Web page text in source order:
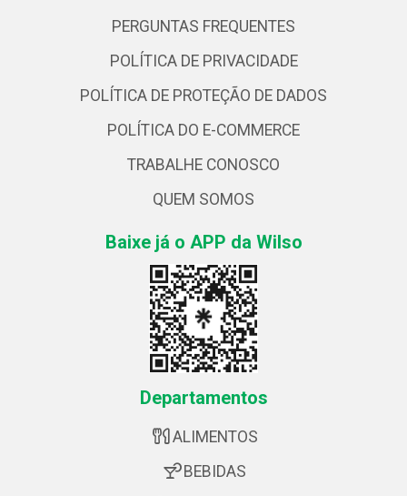
PERGUNTAS FREQUENTES
POLÍTICA DE PRIVACIDADE
POLÍTICA DE PROTEÇÃO DE DADOS
POLÍTICA DO E-COMMERCE
TRABALHE CONOSCO
QUEM SOMOS
Baixe já o APP da Wilso
Departamentos
ALIMENTOS
BEBIDAS